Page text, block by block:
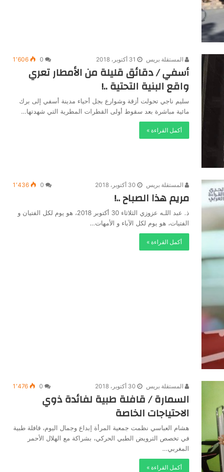
المستقلة بريس 31 أكتوبر، 2018 0 1٬606
أسفي / دقائق قليلة من الأمطار تعري
واقع البنية التحتية ..!
سليم ناجي تحولت أزقة وشوارع بجل أحياء مدينة أسفي إلى برك
مائية مباشرة بعد سقوط أولى القطرات المطرية التي شهدتها…
أكمل القراءة »
المستقلة بريس 30 أكتوبر، 2018 0 1٬436
مريم هذا الصباح ..!
ذ. عبد اللـه عزوزي الثلاثاء 30 أكتوبر 2018، هو يوم لكل الفتيان و
الفتيات، هو يوم لكل الآباء و الأمهات…
أكمل القراءة »
المستقلة بريس 30 أكتوبر، 2018 0 1٬476
السمارة / قافلة طبية لفائدة ذوي
الاحتياجات الخاصة
هشام العباسي نظمت جمعية المرأة إبداع وجمال اليوم، قافلة طبية
في تخصص الترويض الطبي الحركي، بشراكة مع الهلال الأحمر
المغربي…
أكمل القراءة »